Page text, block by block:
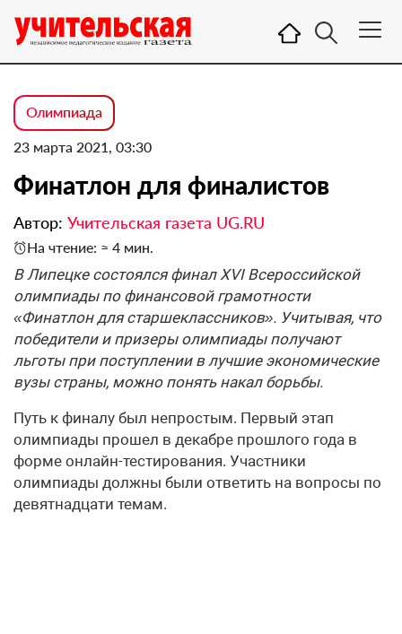
Олимпиада
23 марта 2021, 03:30
Финатлон для финалистов
Автор: Учительская газета UG.RU
На чтение: ≈ 4 мин.
В Липецке состоялся финал XVI Всероссийской
олимпиады по финансовой грамотности
«Финатлон для старшеклассников». Учитывая, что
победители и призеры олимпиады получают
льготы при поступлении в лучшие экономические
вузы страны, можно понять накал борьбы.
Путь к финалу был непростым. Первый этап
олимпиады прошел в декабре прошлого года в
форме онлайн-тестирования. Участники
олимпиады должны были ответить на вопросы по
девятнадцати темам.